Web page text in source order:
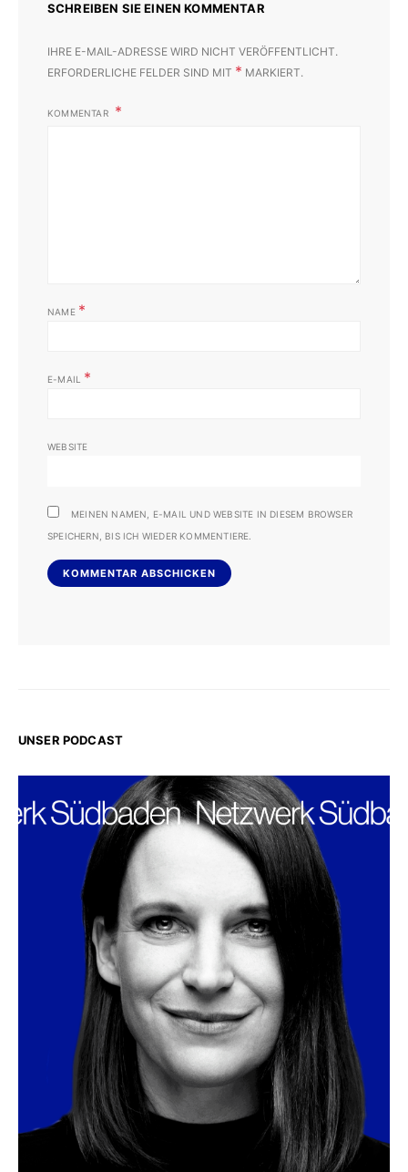
SCHREIBEN SIE EINEN KOMMENTAR
IHRE E-MAIL-ADRESSE WIRD NICHT VERÖFFENTLICHT.
ERFORDERLICHE FELDER SIND MIT * MARKIERT.
KOMMENTAR
NAME *
E-MAIL *
WEBSITE
MEINEN NAMEN, E-MAIL UND WEBSITE IN DIESEM BROWSER
SPEICHERN, BIS ICH WIEDER KOMMENTIERE.
UNSER PODCAST